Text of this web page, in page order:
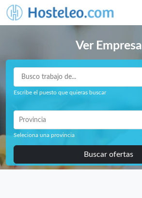
Ver Empresa
Escribe el puesto que quieras buscar
Provincia
Seleciona una provincia
Buscar ofertas